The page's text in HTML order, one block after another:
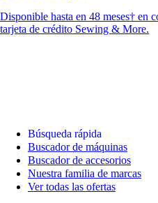
Disponible hasta en 48 meses† en
tarjeta de crédito Sewing & More.
Búsqueda rápida
Buscador de máquinas
Buscador de accesorios
Nuestra familia de marcas
Ver todas las ofertas